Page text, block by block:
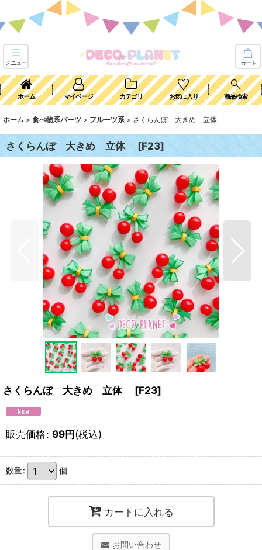
メニュー カート
ホーム マイページ カテゴリ お気に入り 商品検索
ホーム > 食べ物系パーツ > フルーツ系 > さくらんぼ 大きめ 立体
さくらんぼ 大きめ 立体 [F23]
さくらんぼ 大きめ 立体 [F23]
販売価格: 99円(税込)
数量: 個
カートに入れる
お問い合わせ